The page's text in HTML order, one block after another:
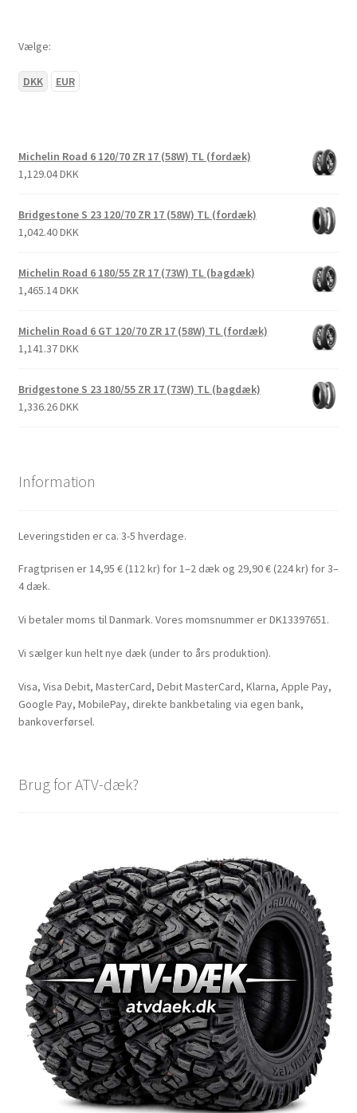
Vælge:
DKK EUR
Michelin Road 6 120/70 ZR 17 (58W) TL (fordæk)
1,129.04 DKK
Bridgestone S 23 120/70 ZR 17 (58W) TL (fordæk)
1,042.40 DKK
Michelin Road 6 180/55 ZR 17 (73W) TL (bagdæk)
1,465.14 DKK
Michelin Road 6 GT 120/70 ZR 17 (58W) TL (fordæk)
1,141.37 DKK
Bridgestone S 23 180/55 ZR 17 (73W) TL (bagdæk)
1,336.26 DKK
Information
Leveringstiden er ca. 3-5 hverdage.
Fragtprisen er 14,95 € (112 kr) for 1–2 dæk og 29,90 € (224 kr) for 3–
4 dæk.
Vi betaler moms til Danmark. Vores momsnummer er DK13397651.
Vi sælger kun helt nye dæk (under to års produktion).
Visa, Visa Debit, MasterCard, Debit MasterCard, Klarna, Apple Pay,
Google Pay, MobilePay, direkte bankbetaling via egen bank,
bankoverførsel.
Brug for ATV-dæk?